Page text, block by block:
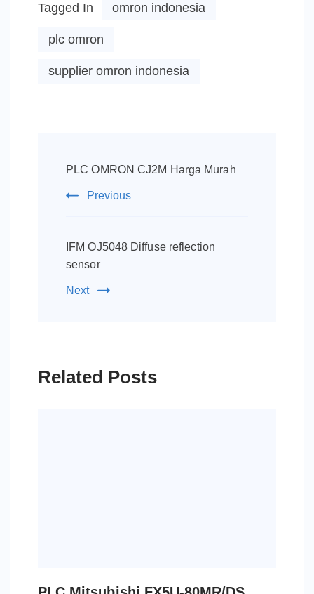
Tagged In omron indonesia
plc omron
supplier omron indonesia
Navigation
PLC OMRON CJ2M Harga Murah
Previous
IFM OJ5048 Diffuse reflection
sensor
Next
Related Posts